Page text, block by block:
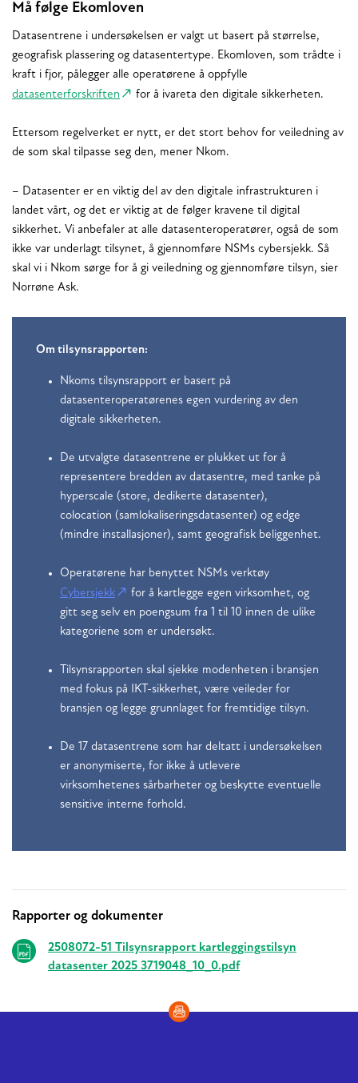
Må følge Ekomloven
Datasentrene i undersøkelsen er valgt ut basert på størrelse,
geografisk plassering og datasentertype. Ekomloven, som trådte i
kraft i fjor, pålegger alle operatørene å oppfylle
datasenterforskriften
for å ivareta den digitale sikkerheten.
Ettersom regelverket er nytt, er det stort behov for veiledning av
de som skal tilpasse seg den, mener Nkom.
– Datasenter er en viktig del av den digitale infrastrukturen i
landet vårt, og det er viktig at de følger kravene til digital
sikkerhet. Vi anbefaler at alle datasenteroperatører, også de som
ikke var underlagt tilsynet, å gjennomføre NSMs cybersjekk. Så
skal vi i Nkom sørge for å gi veiledning og gjennomføre tilsyn, sier
Norrøne Ask.
Om tilsynsrapporten:
Nkoms tilsynsrapport er basert på
datasenteroperatørenes egen vurdering av den
digitale sikkerheten.
De utvalgte datasentrene er plukket ut for å
representere bredden av datasentre, med tanke på
hyperscale (store, dedikerte datasenter),
colocation (samlokaliseringsdatasenter) og edge
(mindre installasjoner), samt geografisk beliggenhet.
Operatørene har benyttet NSMs verktøy
Cybersjekk
for å kartlegge egen virksomhet, og
gitt seg selv en poengsum fra 1 til 10 innen de ulike
kategoriene som er undersøkt.
Tilsynsrapporten skal sjekke modenheten i bransjen
med fokus på IKT-sikkerhet, være veileder for
bransjen og legge grunnlaget for fremtidige tilsyn.
De 17 datasentrene som har deltatt i undersøkelsen
er anonymiserte, for ikke å utlevere
virksomhetenes sårbarheter og beskytte eventuelle
sensitive interne forhold.
Relaterte
Rapporter og dokumenter
2508072-51 Tilsynsrapport kartleggingstilsyn
datasenter 2025 3719048_10_0.pdf